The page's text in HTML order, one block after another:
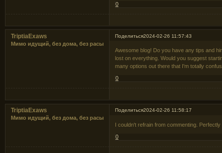
0
Поделиться2024-02-26 11:57:43
TriptiaExaws
Мимо идущий, без дома, без расы
Awesome blog! Do you have any tips and
lost on everything. Would you suggest
many options out there that I'm totally
0
Поделиться2024-02-26 11:58:17
TriptiaExaws
Мимо идущий, без дома, без расы
I couldn't refrain from commenting. Perfectly
0